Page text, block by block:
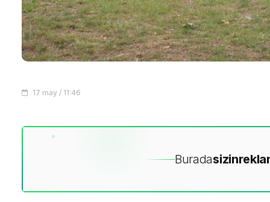
17 may / 11:46
Buradasizin